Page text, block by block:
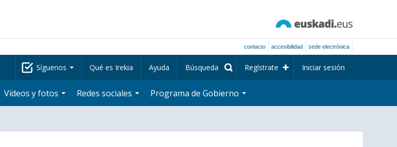
contacto accesibilidad sede electrónica
Síguenos Qué es Irekia Ayuda Búsqueda Regístrate Iniciar sesión
Vídeos y fotos Redes sociales Programa de Gobierno